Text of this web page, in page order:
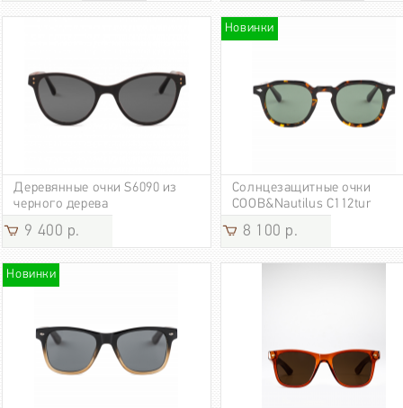
Деревянные очки S6090 из
черного дерева
9 400 р.
Новинки
Солнцезащитные очки
COOB&Nautilus С112tur
8 100 р.
Новинки